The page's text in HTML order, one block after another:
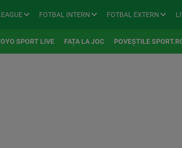
FOTBAL INTERN FOTBAL EXTERN
SPORT LIVE FAȚA LA JOC POVEȘTILE